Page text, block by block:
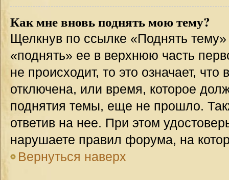
Как мне вновь поднять мою тему?
Щелкнув по ссылке «Поднять
«поднять» ее в верхнюю часть
не происходит, то это означает,
отключена, или время, которое
поднятия темы, еще не прошло.
ответив на нее. При этом
нарушаете правил форума, на
Вернуться наверх